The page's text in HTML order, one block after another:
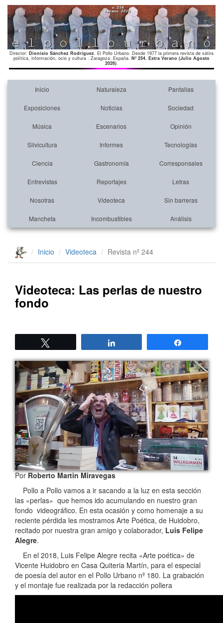
Director: Dionisio Sánchez Rodríguez. El Pollo Urbano. Desde 1977 la primera revista de sátira
política, información, ocio y cultura . Zaragoza. España. Nº 254. Extra Verano (Julio Agosto
2026).
Inicio Naturaleza Pantallas
Exposiciones Noticias Sociedad
Música Escenarios Opinión
Silvicultura Informes Tecnologías
Ciencia Gastronomía Corresponsales
Entrevistas Reportajes Letras
Nosotras Videoteca Sin barreras
Mancheta Incombustibles Análisis
Inicio Videoteca Revista nº 244
Videoteca: Las perlas de nuestro
fondo
PorRoberto Martin Miravegas
Pollo a Pollo vamos a ir sacando a la luz en esta sección
las «perlas» que hemos ido acumulando en nuestro gran
fondo videográfico. En esta ocasión y como homenaje a su
reciente pérdida les mostramos Arte Poética, de Huidobro,
recitado por nuestra gran amigo y colaborador, Luis Felipe
Alegre.
En el 2018, Luis Felipe Alegre recita «Arte poética» de
Vicente Huidobro en Casa Quiteria Martín, para el especial
de poesía del autor en el Pollo Urbano nº 180. La grabación
y el montaje fue realizada por la redacción pollera